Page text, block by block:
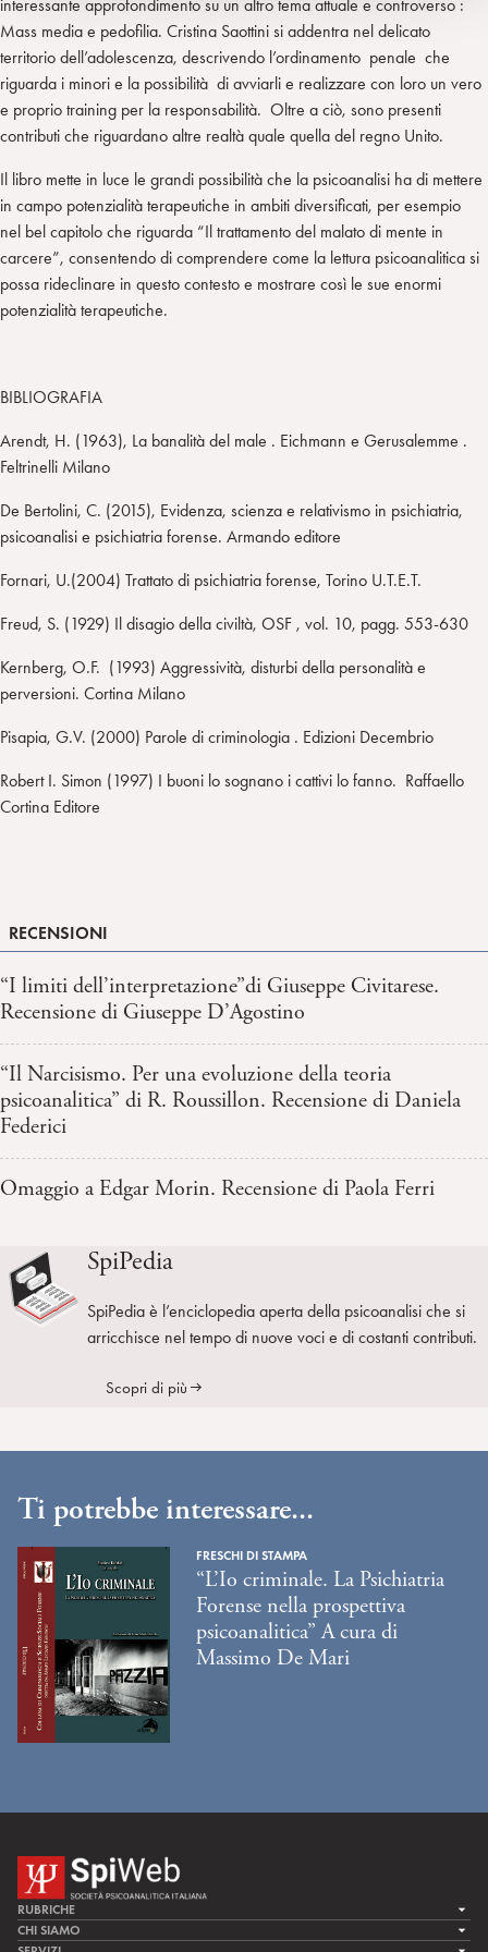
interessante approfondimento su un altro tema attuale e controverso :
Mass media e pedofilia. Cristina Saottini si addentra nel delicato
territorio dell’adolescenza, descrivendo l’ordinamento penale che
riguarda i minori e la possibilità di avviarli e realizzare con loro un vero
e proprio training per la responsabilità. Oltre a ciò, sono presenti
contributi che riguardano altre realtà quale quella del regno Unito.
Il libro mette in luce le grandi possibilità che la psicoanalisi ha di mettere
in campo potenzialità terapeutiche in ambiti diversificati, per esempio
nel bel capitolo che riguarda “Il trattamento del malato di mente in
carcere”, consentendo di comprendere come la lettura psicoanalitica si
possa rideclinare in questo contesto e mostrare così le sue enormi
potenzialità terapeutiche.
BIBLIOGRAFIA
Arendt, H. (1963), La banalità del male . Eichmann e Gerusalemme .
Feltrinelli Milano
De Bertolini, C. (2015), Evidenza, scienza e relativismo in psichiatria,
psicoanalisi e psichiatria forense. Armando editore
Fornari, U.(2004) Trattato di psichiatria forense, Torino U.T.E.T.
Freud, S. (1929) Il disagio della civiltà, OSF , vol. 10, pagg. 553-630
Kernberg, O.F. (1993) Aggressività, disturbi della personalità e
perversioni. Cortina Milano
Pisapia, G.V. (2000) Parole di criminologia . Edizioni Decembrio
Robert I. Simon (1997) I buoni lo sognano i cattivi lo fanno. Raffaello
Cortina Editore
RECENSIONI
“I limiti dell’interpretazione”di Giuseppe Civitarese.
Recensione di Giuseppe D’Agostino
“Il Narcisismo. Per una evoluzione della teoria
psicoanalitica” di R. Roussillon. Recensione di Daniela
Federici
Omaggio a Edgar Morin. Recensione di Paola Ferri
SpiPedia
SpiPedia è l’enciclopedia aperta della psicoanalisi che si
arricchisce nel tempo di nuove voci e di costanti contributi.
Scopri di più
Ti potrebbe interessare...
FRESCHI DI STAMPA
“L’Io criminale. La Psichiatria
Forense nella prospettiva
psicoanalitica” A cura di
Massimo De Mari
RUBRICHE
LA CURA
CHI SIAMO